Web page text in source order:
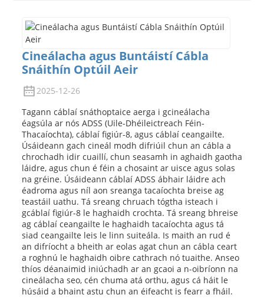
Cineálacha agus Buntáistí Cábla
Snáithín Optúil Aeir
2025-12-26
Tagann cáblaí snáthoptaice aerga i gcineálacha
éagsúla ar nós ADSS (Uile-Dhéileictreach Féin-
Thacaíochta), cáblaí figiúr-8, agus cáblaí ceangailte.
Úsáideann gach cineál modh difriúil chun an cábla a
chrochadh idir cuaillí, chun seasamh in aghaidh gaotha
láidre, agus chun é féin a chosaint ar uisce agus solas
na gréine. Úsáideann cáblaí ADSS ábhair láidre ach
éadroma agus níl aon sreanga tacaíochta breise ag
teastáil uathu. Tá sreang chruach tógtha isteach i
gcáblaí figiúr-8 le haghaidh crochta. Tá sreang bhreise
ag cáblaí ceangailte le haghaidh tacaíochta agus tá
siad ceangailte leis le linn suiteála. Is maith an rud é
an difríocht a bheith ar eolas agat chun an cábla ceart
a roghnú le haghaidh oibre cathrach nó tuaithe. Anseo
thíos déanaimid iniúchadh ar an gcaoi a n-oibríonn na
cineálacha seo, cén chuma atá orthu, agus cá háit le
húsáid a bhaint astu chun an éifeacht is fearr a fháil.